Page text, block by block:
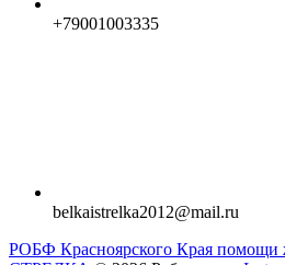
+79001003335
belkaistrelka2012@mail.ru
РОБФ Красноярского Края